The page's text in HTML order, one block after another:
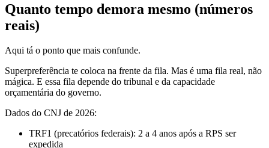
Quanto tempo demora mesmo (números
reais)
Aqui tá o ponto que mais confunde.
Superpreferência te coloca na frente da fila. Mas é uma fila real, não
mágica. E essa fila depende do tribunal e da capacidade
orçamentária do governo.
Dados do CNJ de 2026:
TRF1 (precatórios federais): 2 a 4 anos após a RPS ser
expedida